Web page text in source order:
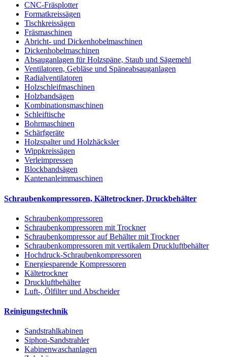
CNC-Fräsplotter
Formatkreissägen
Tischkreissägen
Fräsmaschinen
Abricht- und Dickenhobelmaschinen
Dickenhobelmaschinen
Absauganlagen für Holzspäne, Staub und Sägemehl
Ventilatoren, Gebläse und Späneabsauganlagen
Radialventilatoren
Holzschleifmaschinen
Holzbandsägen
Kombinationsmaschinen
Schleiftische
Bohrmaschinen
Schärfgeräte
Holzspalter und Holzhäcksler
Wippkreissägen
Verleimpressen
Blockbandsägen
Kantenanleimmaschinen
Schraubenkompressoren, Kältetrockner, Druckbehälter
Schraubenkompressoren
Schraubenkompressoren mit Trockner
Schraubenkompressor auf Behälter mit Trockner
Schraubenkompressoren mit vertikalem Druckluftbehälter
Hochdruck-Schraubenkompressoren
Energiesparende Kompressoren
Kältetrockner
Druckluftbehälter
Luft-, Ölfilter und Abscheider
Reinigungstechnik
Sandstrahlkabinen
Siphon-Sandstrahler
Kabinenwaschanlagen